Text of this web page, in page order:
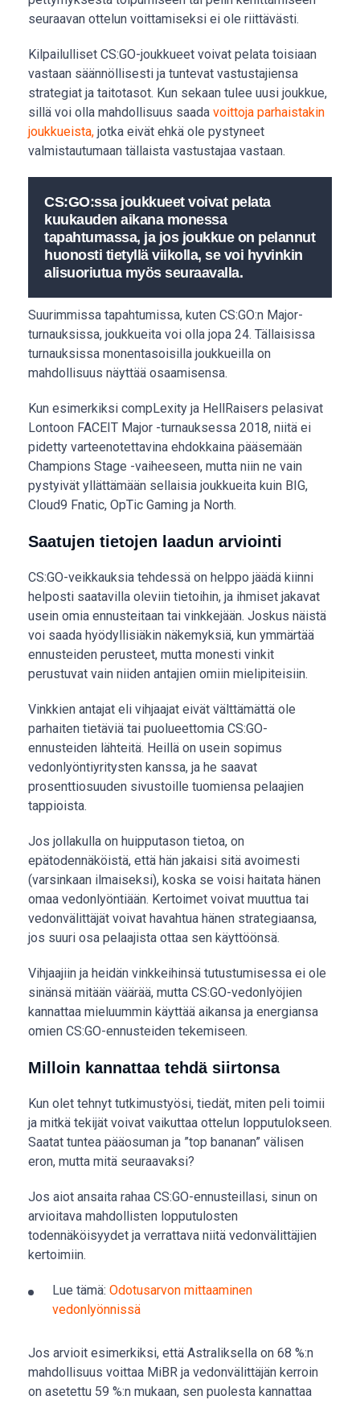
seuraavan ottelun voittamiseksi ei ole riittävästi.
Kilpailulliset CS:GO-joukkueet voivat pelata toisiaan
vastaan säännöllisesti ja tuntevat vastustajiensa
strategiat ja taitotasot. Kun sekaan tulee uusi joukkue,
sillä voi olla mahdollisuus saada voittoja parhaistakin
joukkueista, jotka eivät ehkä ole pystyneet
valmistautumaan tällaista vastustajaa vastaan.
CS:GO:ssa joukkueet voivat pelata
kuukauden aikana monessa
tapahtumassa, ja jos joukkue on pelannut
huonosti tietyllä viikolla, se voi hyvinkin
alisuoriutua myös seuraavalla.
Suurimmissa tapahtumissa, kuten CS:GO:n Major-
turnauksissa, joukkueita voi olla jopa 24. Tällaisissa
turnauksissa monentasoisilla joukkueilla on
mahdollisuus näyttää osaamisensa.
Kun esimerkiksi compLexity ja HellRaisers pelasivat
Lontoon FACEIT Major -turnauksessa 2018, niitä ei
pidetty varteenotettavina ehdokkaina pääsemään
Champions Stage -vaiheeseen, mutta niin ne vain
pystyivät yllättämään sellaisia joukkueita kuin BIG,
Cloud9 Fnatic, OpTic Gaming ja North.
Saatujen tietojen laadun arviointi
CS:GO-veikkauksia tehdessä on helppo jäädä kiinni
helposti saatavilla oleviin tietoihin, ja ihmiset jakavat
usein omia ennusteitaan tai vinkkejään. Joskus näistä
voi saada hyödyllisiäkin näkemyksiä, kun ymmärtää
ennusteiden perusteet, mutta monesti vinkit
perustuvat vain niiden antajien omiin mielipiteisiin.
Vinkkien antajat eli vihjaajat eivät välttämättä ole
parhaiten tietäviä tai puolueettomia CS:GO-
ennusteiden lähteitä. Heillä on usein sopimus
vedonlyöntiyritysten kanssa, ja he saavat
prosenttiosuuden sivustoille tuomiensa pelaajien
tappioista.
Jos jollakulla on huipputason tietoa, on
epätodennäköistä, että hän jakaisi sitä avoimesti
(varsinkaan ilmaiseksi), koska se voisi haitata hänen
omaa vedonlyöntiään. Kertoimet voivat muuttua tai
vedonvälittäjät voivat havahtua hänen strategiaansa,
jos suuri osa pelaajista ottaa sen käyttöönsä.
Vihjaajiin ja heidän vinkkeihinsä tutustumisessa ei ole
sinänsä mitään väärää, mutta CS:GO-vedonlyöjien
kannattaa mieluummin käyttää aikansa ja energiansa
omien CS:GO-ennusteiden tekemiseen.
Milloin kannattaa tehdä siirtonsa
Kun olet tehnyt tutkimustyösi, tiedät, miten peli toimii
ja mitkä tekijät voivat vaikuttaa ottelun lopputulokseen.
Saatat tuntea pääosuman ja ”top bananan” välisen
eron, mutta mitä seuraavaksi?
Jos aiot ansaita rahaa CS:GO-ennusteillasi, sinun on
arvioitava mahdollisten lopputulosten
todennäköisyydet ja verrattava niitä vedonvälittäjien
kertoimiin.
Lue tämä: Odotusarvon mittaaminen
vedonlyönnissä
Jos arvioit esimerkiksi, että Astraliksella on 68 %:n
mahdollisuus voittaa MiBR ja vedonvälittäjän kerroin
on asetettu 59 %:n mukaan, sen puolesta kannattaa